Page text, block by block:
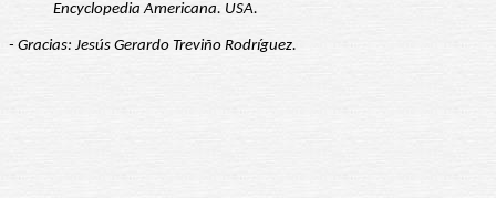
Encyclopedia Americana. USA.
- Gracias: Jesús Gerardo Treviño Rodríguez.